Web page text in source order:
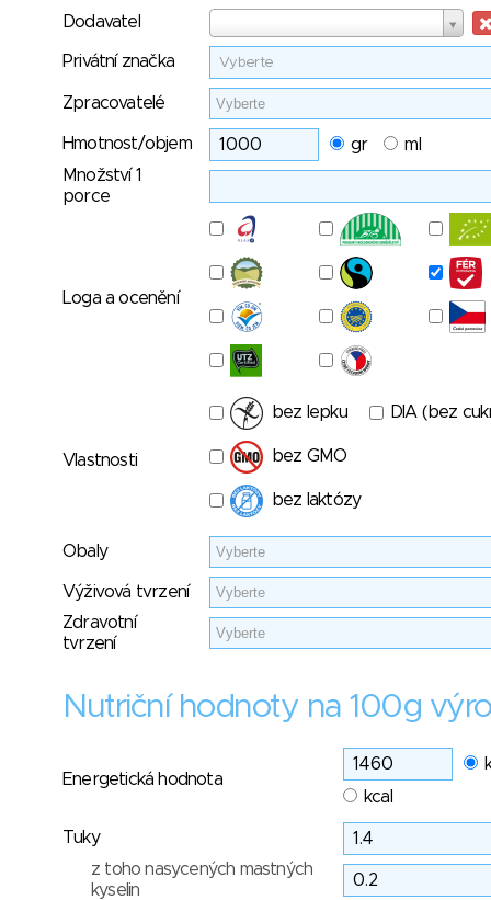
Dodavatel
Privátní značka Vyberte
Zpracovatelé
Hmotnost/objem gr
ml
Množství 1
porce
Loga a ocenění
Vlastnosti
bez lepku DIA (bez
bez GMO
bez laktózy
Obaly
Výživová tvrzení
Zdravotní
tvrzení
Nutriční hodnoty na 100g
Energetická hodnota
kcal
Tuky
z toho nasycených mastných
kyselin